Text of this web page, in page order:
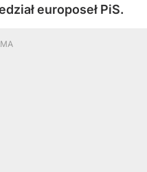
europoseł PiS.